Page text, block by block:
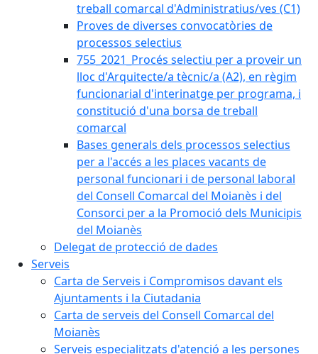
treball comarcal d'Administratius/ves (C1)
Proves de diverses convocatòries de
processos selectius
755_2021_Procés selectiu per a proveir un
lloc d'Arquitecte/a tècnic/a (A2), en règim
funcionarial d'interinatge per programa, i
constitució d'una borsa de treball
comarcal
Bases generals dels processos selectius
per a l'accés a les places vacants de
personal funcionari i de personal laboral
del Consell Comarcal del Moianès i del
Consorci per a la Promoció dels Municipis
del Moianès
Delegat de protecció de dades
Serveis
Carta de Serveis i Compromisos davant els
Ajuntaments i la Ciutadania
Carta de serveis del Consell Comarcal del
Moianès
Serveis especialitzats d'atenció a les persones